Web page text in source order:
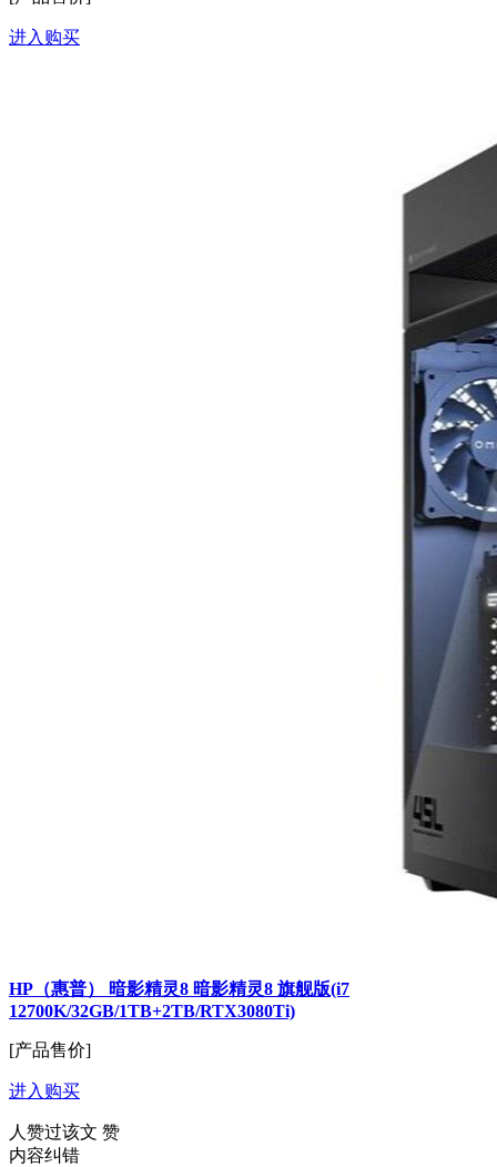
进入购买
HP（惠普） 暗影精灵8 暗影精灵8 旗舰版(i7
12700K/32GB/1TB+2TB/RTX3080Ti)
[产品售价]
进入购买
人赞过该文 赞
内容纠错